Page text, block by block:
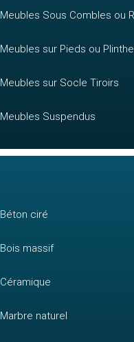
Meubles Sous Combles ou
Meubles sur Pieds ou
Meubles sur Socle Tiroirs
Meubles Suspendus
Béton ciré
Bois massif
Céramique
Marbre naturel